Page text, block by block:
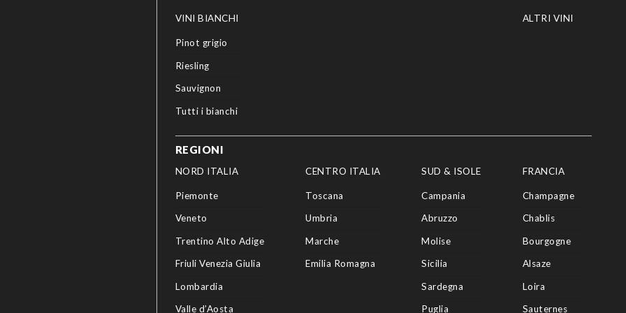
VINI BIANCHI
Pinot grigio
Riesling
Sauvignon
Tutti i bianchi
ALTRI VINI
REGIONI
NORD ITALIA
Piemonte
Veneto
Trentino Alto Adige
Friuli Venezia Giulia
Lombardia
Valle d’Aosta
CENTRO ITALIA
Toscana
Umbria
Marche
Emilia Romagna
SUD & ISOLE
Campania
Abruzzo
Molise
Sicilia
Sardegna
Puglia
FRANCIA
Champagne
Chablis
Bourgogne
Alsaze
Loira
Sauternes